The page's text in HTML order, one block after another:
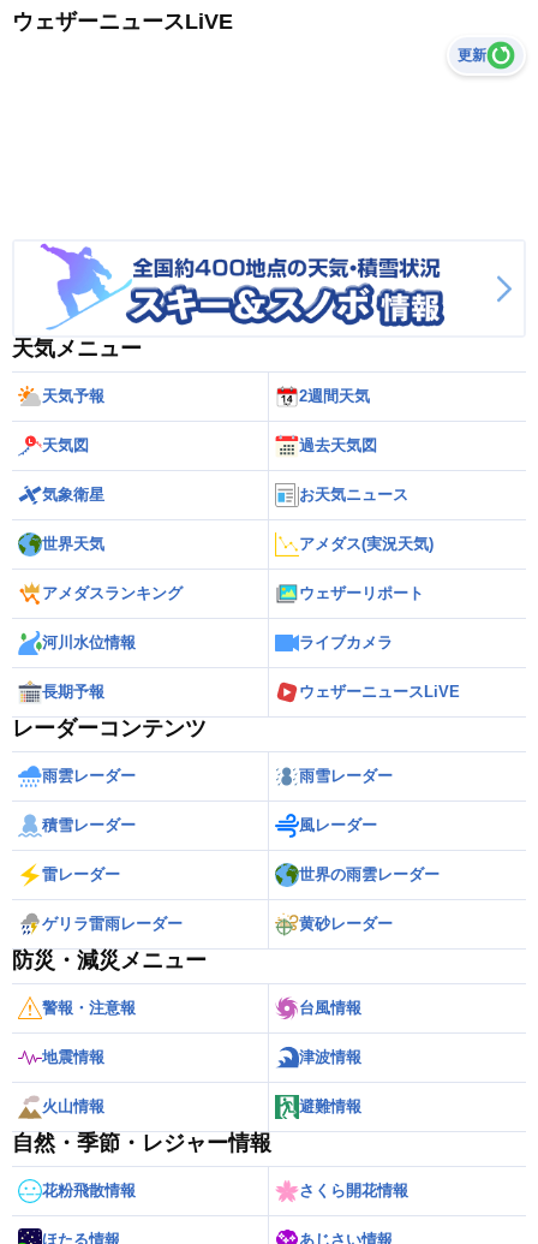
ウェザーニュースLiVE
更新
天気メニュー
天気予報 2週間天気
天気図 過去天気図
気象衛星 お天気ニュース
世界天気 アメダス(実況天気)
アメダスランキング ウェザーリポート
河川水位情報 ライブカメラ
長期予報 ウェザーニュースLiVE
レーダーコンテンツ
雨雲レーダー 雨雪レーダー
積雪レーダー 風レーダー
雷レーダー 世界の雨雲レーダー
ゲリラ雷雨レーダー 黄砂レーダー
防災・減災メニュー
警報・注意報 台風情報
地震情報 津波情報
火山情報 避難情報
自然・季節・レジャー情報
花粉飛散情報 さくら開花情報
ほたる情報 あじさい情報